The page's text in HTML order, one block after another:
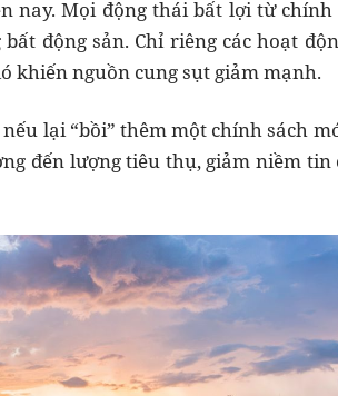
nay. Mọi động thái bất lợi từ chính
động sản. Chỉ riêng các hoạt
khiến nguồn cung sụt giảm mạnh.
lại “bồi” thêm một chính sách
đến lượng tiêu thụ, giảm niềm tin